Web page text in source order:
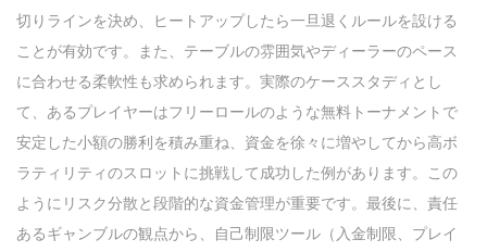
切りラインを決め、ヒートアップしたら一旦退くルールを設ける
ことが有効です。また、テーブルの雰囲気やディーラーのペース
に合わせる柔軟性も求められます。実際のケーススタディとし
て、あるプレイヤーはフリーロールのような無料トーナメントで
安定した小額の勝利を積み重ね、資金を徐々に増やしてから高ボ
ラティリティのスロットに挑戦して成功した例があります。この
ようにリスク分散と段階的な資金管理が重要です。最後に、責任
あるギャンブルの観点から、自己制限ツール（入金制限、プレイ